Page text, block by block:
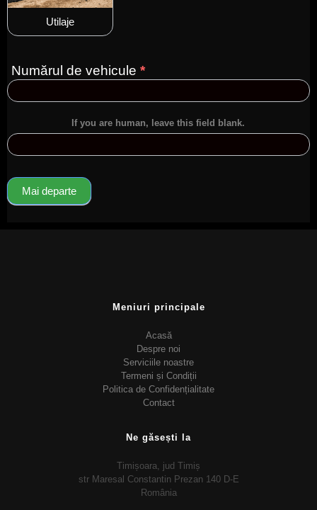
Utilaje
Numărul de vehicule *
If you are human, leave this field blank.
Mai departe
Meniuri principale
Acasă
Despre noi
Serviciile noastre
Termeni și Condiții
Politica de Confidențialitate
Contact
Ne găsești la
Timișoara, jud Timiș
str Maresal Constantin Prezan 140 D-E
România